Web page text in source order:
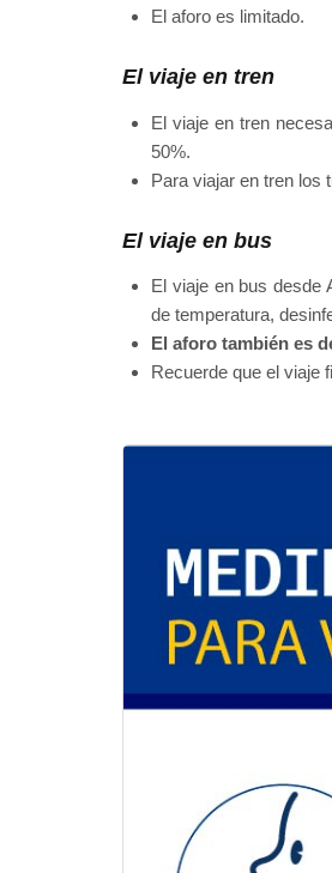
El aforo es limitado.
El viaje en tren
El viaje en tren
50%.
Para viajar en tren los
El viaje en bus
El viaje en bus desde
de temperatura,
El aforo también es
Recuerde que el viaje